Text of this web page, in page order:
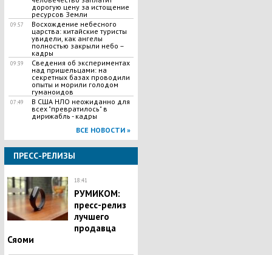
дорогую цену за истощение
ресурсов Земли
09:57
Восхождение небесного
царства: китайские туристы
увидели, как ангелы
полностью закрыли небо –
кадры
09:39
Сведения об экспериментах
над пришельцами: на
секретных базах проводили
опыты и морили голодом
гуманоидов
07:49
В США НЛО неожиданно для
всех "превратилось" в
дирижабль - кадры
ВСЕ НОВОСТИ »
ПРЕСС-РЕЛИЗЫ
18:41
РУМИКОМ:
пресс-релиз
лучшего
продавца
Сяоми